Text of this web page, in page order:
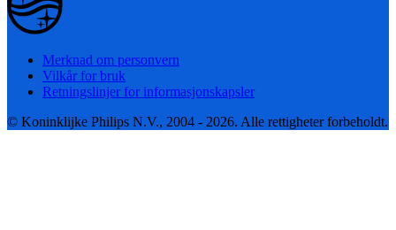
Merknad om personvern
Vilkår for bruk
Retningslinjer for informasjonskapsler
© Koninklijke Philips N.V., 2004 - 2026. Alle rettigheter forbeholdt.